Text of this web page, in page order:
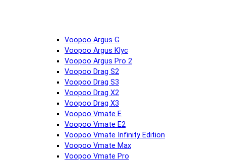
Voopoo Argus G
Voopoo Argus Klyc
Voopoo Argus Pro 2
Voopoo Drag S2
Voopoo Drag S3
Voopoo Drag X2
Voopoo Drag X3
Voopoo Vmate E
Voopoo Vmate E2
Voopoo Vmate Infinity Edition
Voopoo Vmate Max
Voopoo Vmate Pro